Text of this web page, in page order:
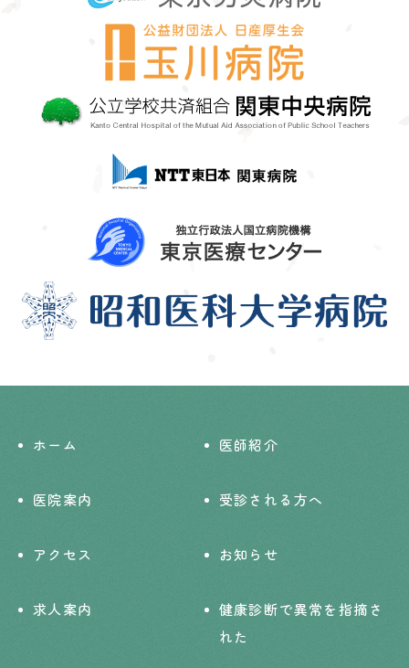
ホーム 医師紹介
医院案内 受診される方へ
アクセス お知らせ
求人案内
健康診断で異常を指摘さ
れた